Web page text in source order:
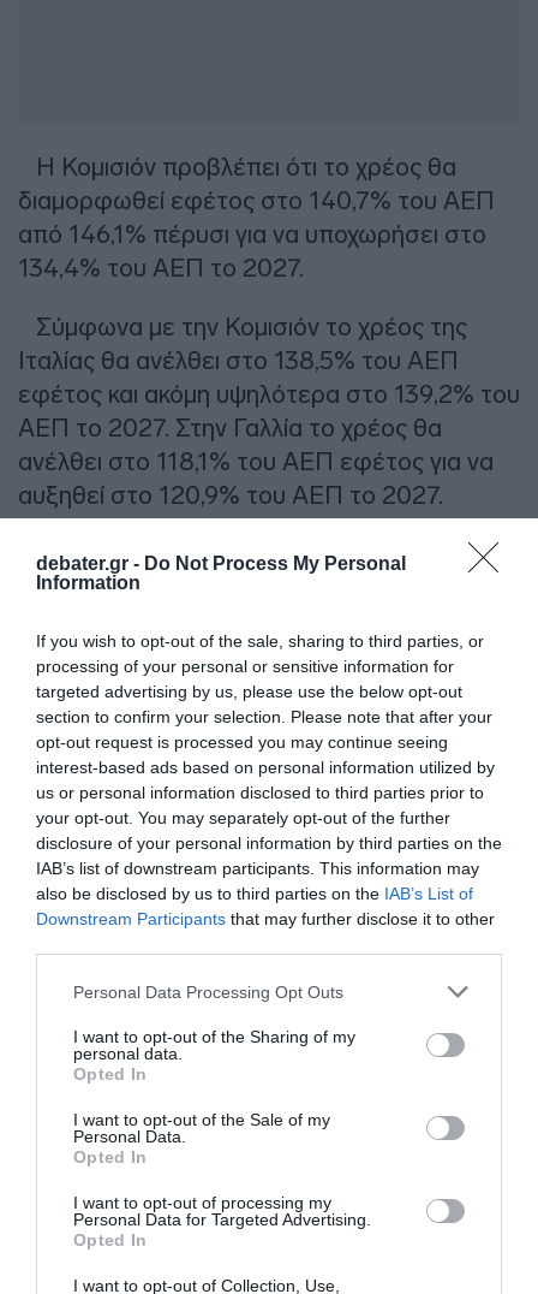
debater.gr - Do Not Process My Personal
Information
If you wish to opt-out of the sale, sharing to third parties, or
processing of your personal or sensitive information for
targeted advertising by us, please use the below opt-out
section to confirm your selection. Please note that after your
opt-out request is processed you may continue seeing
interest-based ads based on personal information utilized by
us or personal information disclosed to third parties prior to
your opt-out. You may separately opt-out of the further
disclosure of your personal information by third parties on the
IAB’s list of downstream participants. This information may
also be disclosed by us to third parties on the IAB’s List of
Downstream Participants that may further disclose it to other
Please note that this website/app uses one or more Google
not limited to your visit or usage behaviour. You may click to
grant or deny consent to Google and its third-party tags to
use your data for below specified purposes in below Google
consent section.
Personal Data Processing Opt Outs
I want to opt-out of the Sharing of my
personal data.
Opted In
I want to opt-out of the Sale of my
Personal Data.
Opted In
I want to opt-out of processing my
Personal Data for Targeted Advertising.
Opted In
I want to opt-out of Collection, Use,
Η Κομισιόν προβλέπει ότι το χρέος θα
διαμορφωθεί εφέτος στο 140,7% του ΑΕΠ
από 146,1% πέρυσι για να υποχωρήσει στο
134,4% του ΑΕΠ το 2027.
Σύμφωνα με την Κομισιόν το χρέος της
Ιταλίας θα ανέλθει στο 138,5% του ΑΕΠ
εφέτος και ακόμη υψηλότερα στο 139,2% του
ΑΕΠ το 2027. Στην Γαλλία το χρέος θα
ανέλθει στο 118,1% του ΑΕΠ εφέτος για να
αυξηθεί στο 120,9% του ΑΕΠ το 2027.
Στην Γερμανία το χρέος προβλέπεται στο
65,8% του ΑΕΠ εφέτος και στο 68% του
ΑΕΠ το 2027.
Προσθήκη ως προτεινόμενη
πηγή στην Google
Ειδήσεις σήμερα
Οι Queens Of The Stone Age
δημιούργησαν τηλεφωνική γραμμή…